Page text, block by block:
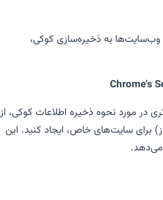
وب‌سایت‌ها به ذخیره‌سازی کوکی،
Chrome's
مورد نحوه ذخیره اطلاعات کوکی، از
برای سایت‌های خاص، ایجاد کنید. این
می‌دهد.